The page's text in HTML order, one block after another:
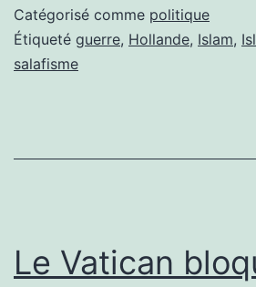
Catégorisé comme politique
Étiqueté guerre, Hollande, Islam,
salafisme
Le Vatican